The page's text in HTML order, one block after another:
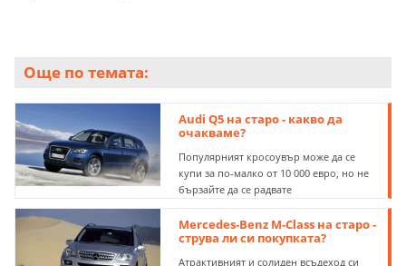
Още по темата:
Audi Q5 на старо - какво да
очакваме?
Популярният кросоувър може да се
купи за по-малко от 10 000 евро, но не
бързайте да се радвате
Mercedes-Benz М-Class на старо -
струва ли си покупката?
Атрактивният и солиден всъдеход си